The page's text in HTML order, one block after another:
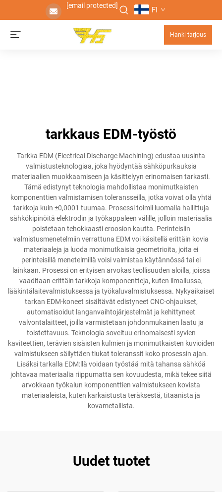
[email protected] FI
Hanki tarjous
tarkkaus EDM-työstö
Tarkka EDM (Electrical Discharge Machining) edustaa uusinta
valmistusteknologiaa, joka hyödyntää sähköpurkauksia
materiaalien muokkaamiseen ja käsittelyyn erinomaisen tarkasti.
Tämä edistynyt teknologia mahdollistaa monimutkaisten
komponenttien valmistamisen toleransseilla, jotka voivat olla yhtä
tarkkoja kuin ±0,0001 tuumaa. Prosessi toimii luomalla hallittuja
sähkökipinöitä elektrodin ja työkappaleen välille, jolloin materiaalia
poistetaan tehokkaasti eroosion kautta. Perinteisiin
valmistusmenetelmiin verrattuna EDM voi käsitellä erittäin kovia
materiaaleja ja luoda monimutkaisia geometrioita, joita ei
perinteisillä menetelmillä voisi valmistaa käytännössä tai ei
lainkaan. Prosessi on erityisen arvokas teollisuuden aloilla, joissa
vaaditaan erittäin tarkkoja komponentteja, kuten ilmailussa,
lääkintälaitevalmistuksessa ja työkaluvalmistuksessa. Nykyaikaiset
tarkan EDM-koneet sisältävät edistyneet CNC-ohjaukset,
automatisoidut langanvaihtojärjestelmät ja kehittyneet
valvontalaitteet, joilla varmistetaan johdonmukainen laatu ja
toistettavuus. Teknologia soveltuu erinomaisesti syvien
kaviteettien, terävien sisäisten kulmien ja monimutkaisten kuvioiden
valmistukseen säilyttäen tiukat toleranssit koko prosessin ajan.
Lisäksi tarkalla EDM:llä voidaan työstää mitä tahansa sähköä
johtavaa materiaalia riippumatta sen kovuudesta, mikä tekee siitä
arvokkaan työkalun komponenttien valmistukseen kovista
materiaaleista, kuten karkaistusta teräksestä, titaanista ja
kovametallista.
Uudet tuotet